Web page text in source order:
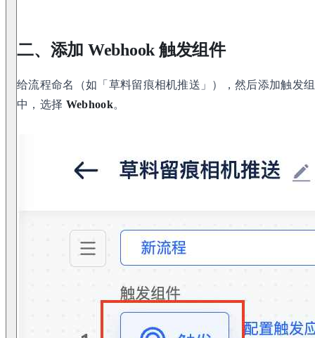
二、添加 Webhook 触发组件
给流程命名（如「草料留痕相机推送」），然后添加触发
中，选择 Webhook。